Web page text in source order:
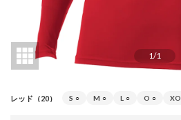
1/1
レッド（20） S ○ M ○ L ○ O ○ XO